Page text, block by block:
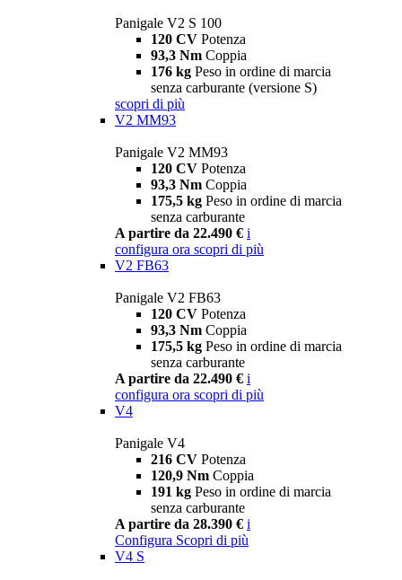
Panigale V2 S 100
120 CV Potenza
93,3 Nm Coppia
176 kg Peso in ordine di marcia
senza carburante (versione S)
scopri di più
V2 MM93
Panigale V2 MM93
120 CV Potenza
93,3 Nm Coppia
175,5 kg Peso in ordine di marcia
senza carburante
A partire da 22.490 € i
configura ora scopri di più
V2 FB63
Panigale V2 FB63
120 CV Potenza
93,3 Nm Coppia
175,5 kg Peso in ordine di marcia
senza carburante
A partire da 22.490 € i
configura ora scopri di più
V4
Panigale V4
216 CV Potenza
120,9 Nm Coppia
191 kg Peso in ordine di marcia
senza carburante
A partire da 28.390 € i
Configura Scopri di più
V4 S